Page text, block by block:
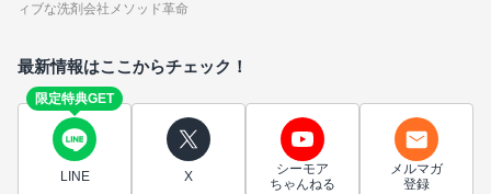
ィブな洗剤会社メソッド革命
最新情報はここからチェック！
限定特典GET
LINE X
シーモア
ちゃんねる
メルマガ
登録